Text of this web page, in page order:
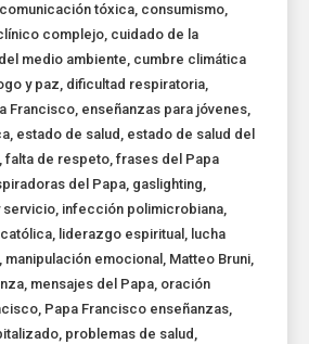
comunicación tóxica, consumismo,
complejo, cuidado de la
medio ambiente, cumbre climática
y paz, dificultad respiratoria,
Francisco, enseñanzas para jóvenes,
, estado de salud , estado de salud del
,falta de respeto,frases del Papa
del Papa, gaslighting,
servicio, infección polimicrobiana,
, liderazgo espiritual , lucha
, manipulación emocional , Matteo Bruni,
, mensajes del Papa, oración
, Papa Francisco enseñanzas,
, problemas de salud ,